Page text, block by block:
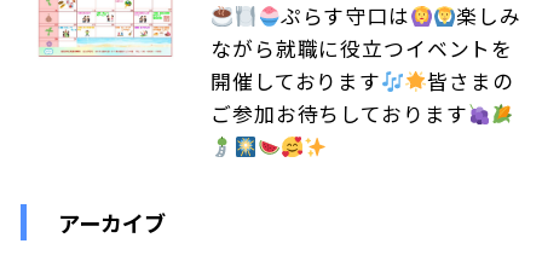
ぷらす守口は
楽しみ
ながら就職に役立つイベントを
開催しております
皆さまの
ご参加お待ちしております
アーカイブ